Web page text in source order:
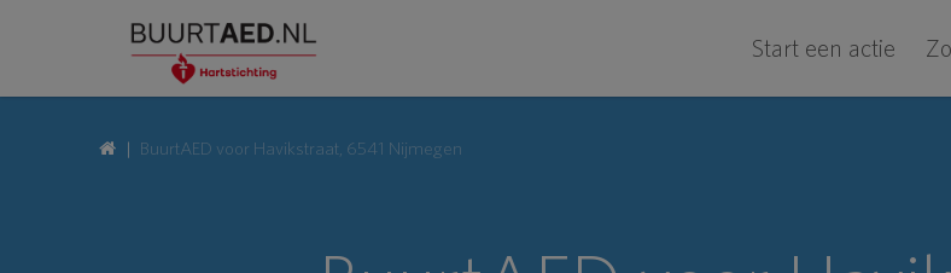
Start een actie
BuurtAED voor Havikstraat, 6541 Nijmegen